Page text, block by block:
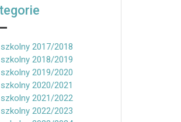
2017/2018
2018/2019
2019/2020
2020/2021
2021/2022
2022/2023